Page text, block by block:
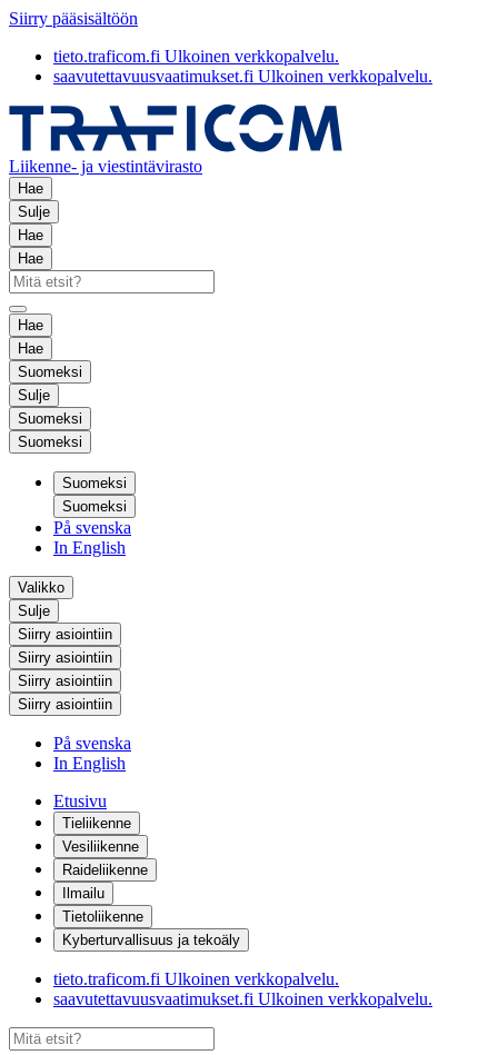
Siirry pääsisältöön
tieto.traficom.fi Ulkoinen verkkopalvelu.
saavutettavuusvaatimukset.fi Ulkoinen verkkopalvelu.
Liikenne- ja viestintävirasto
Hae
Sulje
Hae
Hae
Hae
Hae
Suomeksi
Sulje
Suomeksi
Suomeksi
Suomeksi
Suomeksi
På svenska
In English
Valikko
Sulje
Siirry asiointiin
Siirry asiointiin
Siirry asiointiin
Siirry asiointiin
På svenska
In English
Etusivu
Tieliikenne
Vesiliikenne
Raideliikenne
Ilmailu
Tietoliikenne
Kyberturvallisuus ja tekoäly
tieto.traficom.fi Ulkoinen verkkopalvelu.
saavutettavuusvaatimukset.fi Ulkoinen verkkopalvelu.